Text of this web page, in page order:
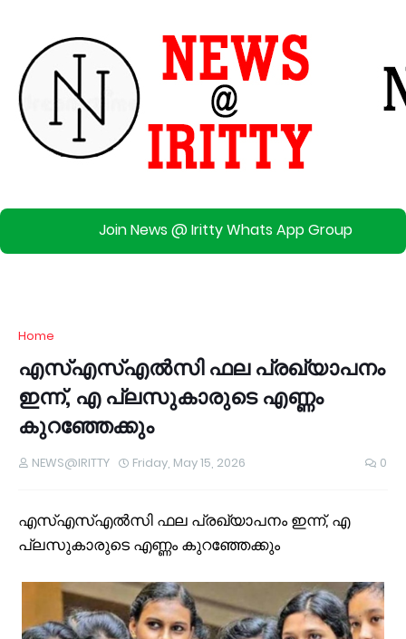
Join News @ Iritty Whats App Group
Home
എസ്എസ്എൽസി ഫല പ്രഖ്യാപനം
ഇന്ന്, എ പ്ലസുകാരുടെ എണ്ണം
കുറഞ്ഞേക്കും
NEWS@IRITTY Friday, May 15, 2026 0
എസ്എസ്എൽസി ഫല പ്രഖ്യാപനം ഇന്ന്, എ
പ്ലസുകാരുടെ എണ്ണം കുറഞ്ഞേക്കും